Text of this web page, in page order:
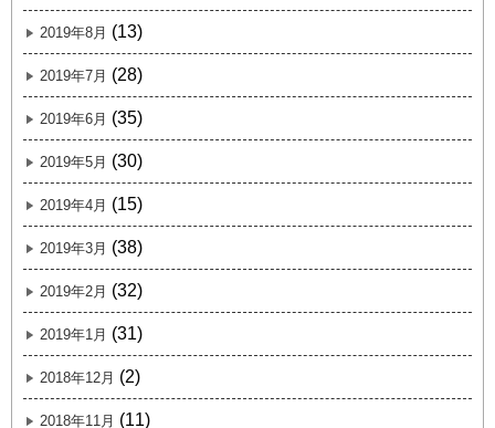
2019年8月 (13)
2019年7月 (28)
2019年6月 (35)
2019年5月 (30)
2019年4月 (15)
2019年3月 (38)
2019年2月 (32)
2019年1月 (31)
2018年12月 (2)
2018年11月 (11)